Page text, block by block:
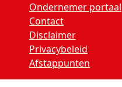
Ondernemer portaal
Contact
Disclaimer
Privacybeleid
Afstappunten